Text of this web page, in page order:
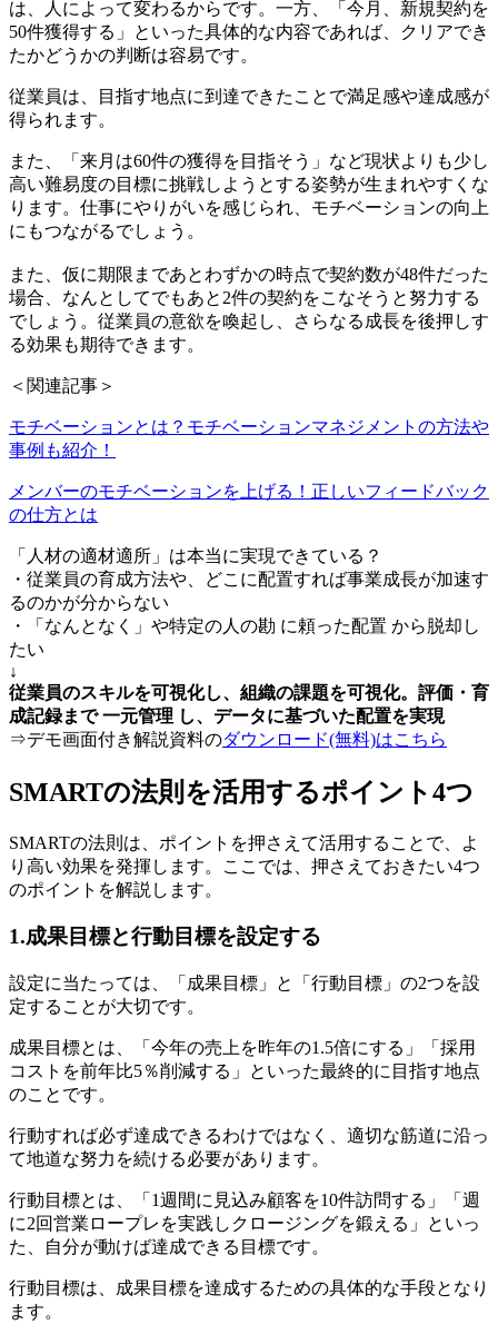
は、人によって変わるからです。一方、「今月、新規契約を
50件獲得する」といった具体的な内容であれば、クリアでき
たかどうかの判断は容易です。
従業員は、目指す地点に到達できたことで満足感や達成感が
得られます。
また、「来月は60件の獲得を目指そう」など現状よりも少し
高い難易度の目標に挑戦しようとする姿勢が生まれやすくな
ります。仕事にやりがいを感じられ、モチベーションの向上
にもつながるでしょう。
また、仮に期限まであとわずかの時点で契約数が48件だった
場合、なんとしてでもあと2件の契約をこなそうと努力する
でしょう。従業員の意欲を喚起し、さらなる成長を後押しす
る効果も期待できます。
＜関連記事＞
モチベーションとは？モチベーションマネジメントの方法や
事例も紹介！
メンバーのモチベーションを上げる！正しいフィードバック
の仕方とは
「人材の適材適所」は本当に実現できている？
・従業員の育成方法や、どこに配置すれば事業成長が加速す
るのかが分からない
・「なんとなく」や特定の人の勘 に頼った配置 から脱却し
たい
↓
従業員のスキルを可視化し、組織の課題を可視化。評価・育
成記録まで 一元管理 し、データに基づいた配置を実現
⇒デモ画面付き解説資料のダウンロード(無料)はこちら
SMARTの法則を活用するポイント4つ
SMARTの法則は、ポイントを押さえて活用することで、よ
り高い効果を発揮します。ここでは、押さえておきたい4つ
のポイントを解説します。
1.成果目標と行動目標を設定する
設定に当たっては、「成果目標」と「行動目標」の2つを設
定することが大切です。
成果目標とは、「今年の売上を昨年の1.5倍にする」「採用
コストを前年比5％削減する」といった最終的に目指す地点
のことです。
行動すれば必ず達成できるわけではなく、適切な筋道に沿っ
て地道な努力を続ける必要があります。
行動目標とは、「1週間に見込み顧客を10件訪問する」「週
に2回営業ロープレを実践しクロージングを鍛える」といっ
た、自分が動けば達成できる目標です。
行動目標は、成果目標を達成するための具体的な手段となり
ます。